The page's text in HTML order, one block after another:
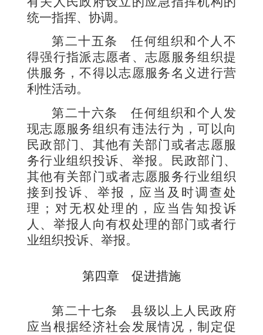
统一指挥、协调。
第二十五条
任何组织和个人不
得强行指派志愿者、志愿服务组织提
供服务，不得以志愿服务名义进行营
利性活动。
第二十六条
任何组织和个人发
现志愿服务组织有违法行为，可以向
民政部门、其他有关部门或者志愿服
务行业组织投诉、举报。民政部门、
其他有关部门或者志愿服务行业组织
接到投诉、举报，应当及时调查处
理；对无权处理的，应当告知投诉
人、举报人向有权处理的部门或者行
业组织投诉、举报。
第四章 促进措施
第二十七条
县级以上人民政府
应当根据经济社会发展情况，制定促